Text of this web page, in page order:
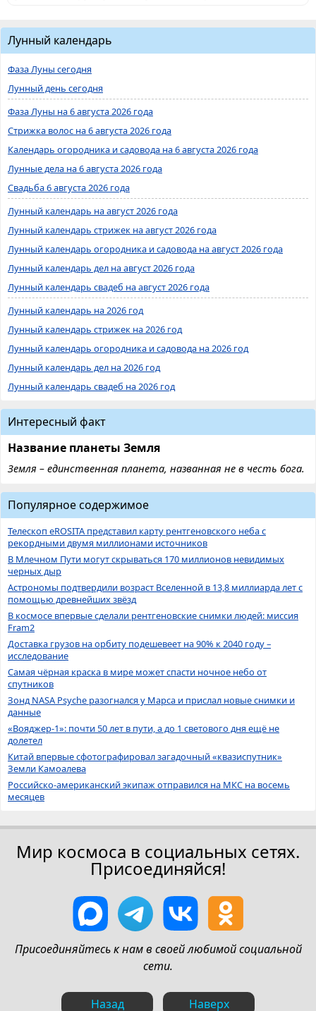
Лунный календарь
Фаза Луны сегодня
Лунный день сегодня
Фаза Луны на 6 августа 2026 года
Стрижка волос на 6 августа 2026 года
Календарь огородника и садовода на 6 августа 2026 года
Лунные дела на 6 августа 2026 года
Свадьба 6 августа 2026 года
Лунный календарь на август 2026 года
Лунный календарь стрижек на август 2026 года
Лунный календарь огородника и садовода на август 2026 года
Лунный календарь дел на август 2026 года
Лунный календарь свадеб на август 2026 года
Лунный календарь на 2026 год
Лунный календарь стрижек на 2026 год
Лунный календарь огородника и садовода на 2026 год
Лунный календарь дел на 2026 год
Лунный календарь свадеб на 2026 год
Интересный факт
Название планеты Земля
Земля – единственная планета, названная не в честь бога.
Популярное содержимое
Телескоп eROSITA представил карту рентгеновского неба с
рекордными двумя миллионами источников
В Млечном Пути могут скрываться 170 миллионов невидимых
черных дыр
Астрономы подтвердили возраст Вселенной в 13,8 миллиарда лет с
помощью древнейших звёзд
В космосе впервые сделали рентгеновские снимки людей: миссия
Fram2
Доставка грузов на орбиту подешевеет на 90% к 2040 году –
исследование
Самая чёрная краска в мире может спасти ночное небо от
спутников
Зонд NASA Psyche разогнался у Марса и прислал новые снимки и
данные
«Вояджер-1»: почти 50 лет в пути, а до 1 светового дня ещё не
долетел
Китай впервые сфотографировал загадочный «квазиспутник»
Земли Камоалева
Российско-американский экипаж отправился на МКС на восемь
месяцев
Мир космоса в социальных сетях.
Присоединяйся!
Присоединяйтесь к нам в своей любимой социальной
сети.
Назад Наверх